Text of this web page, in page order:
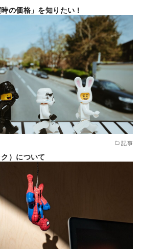
の価格」を知りたい！
記事
）について